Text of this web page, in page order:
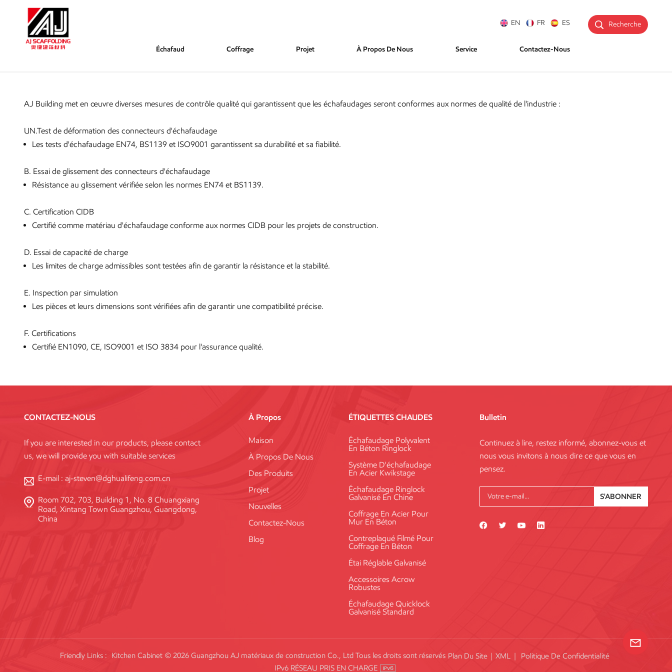
Recherche
EN FR ES
Échafaud Coffrage Projet À Propos De Nous Service Contactez-Nous
AJ Building met en œuvre diverses mesures de contrôle qualité qui garantissent que les échafaudages seront conformes aux normes de qualité de l'industrie :
UN.Test de déformation des connecteurs d'échafaudage
Les tests d'échafaudage EN74, BS1139 et ISO9001 garantissent sa durabilité et sa fiabilité.
B. Essai de glissement des connecteurs d'échafaudage
Résistance au glissement vérifiée selon les normes EN74 et BS1139.
C. Certification CIDB
Certifié comme matériau d'échafaudage conforme aux normes CIDB pour les projets de construction.
D. Essai de capacité de charge
Les limites de charge admissibles sont testées afin de garantir la résistance et la stabilité.
E. Inspection par simulation
Les pièces et leurs dimensions sont vérifiées afin de garantir une compatibilité précise.
F. Certifications
Certifié EN1090, CE, ISO9001 et ISO 3834 pour l'assurance qualité.
CONTACTEZ-NOUS
If you are interested in our products, please contact
us, we will provide you with suitable services
E-mail : aj-steven@dghualifeng.com.cn
Room 702, 703, Building 1, No. 8 Chuangxiang
Road, Xintang Town Guangzhou, Guangdong,
China
À Propos
Maison
À Propos De Nous
Des Produits
Projet
Nouvelles
Contactez-Nous
Blog
ÉTIQUETTES CHAUDES
Échafaudage Polyvalent
En Béton Ringlock
Système D'échafaudage
En Acier Kwikstage
Échafaudage Ringlock
Galvanisé En Chine
Coffrage En Acier Pour
Mur En Béton
Contreplaqué Filmé Pour
Coffrage En Béton
Étai Réglable Galvanisé
Accessoires Acrow
Robustes
Échafaudage Quicklock
Galvanisé Standard
Bulletin
Continuez à lire, restez informé, abonnez-vous et
nous vous invitons à nous dire ce que vous en
pensez.
S'ABONNER
Friendly Links : Kitchen Cabinet © 2026 Guangzhou AJ matériaux de construction Co., Ltd Tous les droits sont réservés Plan Du Site | XML |
Politique De Confidentialité
IPv6 RÉSEAU PRIS EN CHARGE